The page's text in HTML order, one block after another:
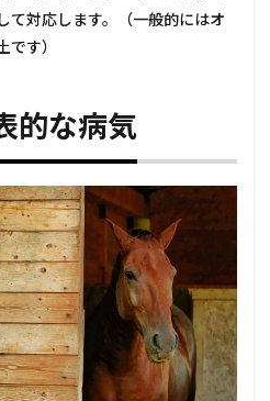
て対応します。（一般的にはオ
す）
的な病気